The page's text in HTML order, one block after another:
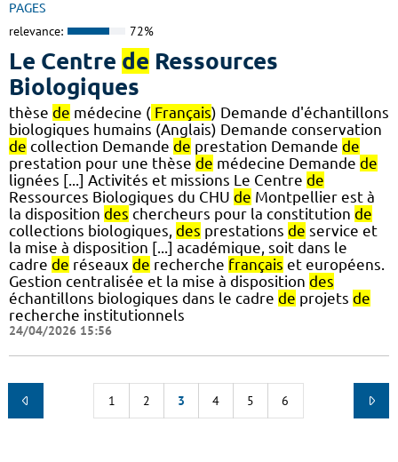
PAGES
relevance: 72%
Le Centre de Ressources
Biologiques
thèse de médecine ( Français) Demande d'échantillons
biologiques humains (Anglais) Demande conservation
de collection Demande de prestation Demande de
prestation pour une thèse de médecine Demande de
lignées [...] Activités et missions Le Centre de
Ressources Biologiques du CHU de Montpellier est à
la disposition des chercheurs pour la constitution de
collections biologiques, des prestations de service et
la mise à disposition [...] académique, soit dans le
cadre de réseaux de recherche français et européens.
Gestion centralisée et la mise à disposition des
échantillons biologiques dans le cadre de projets de
recherche institutionnels
24/04/2026 15:56
1 2 3 4 5 6